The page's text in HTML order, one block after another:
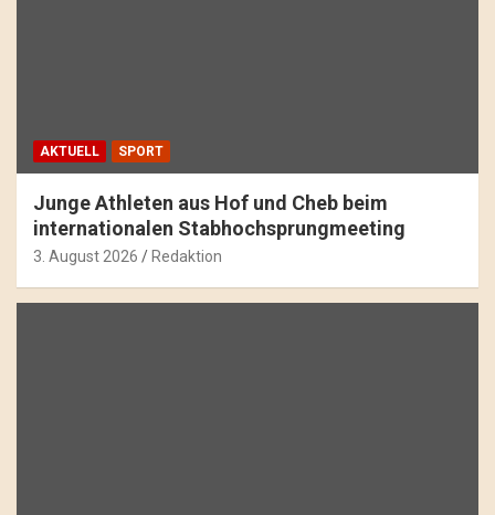
AKTUELL SPORT
Junge Athleten aus Hof und Cheb beim
internationalen Stabhochsprungmeeting
3. August 2026 Redaktion